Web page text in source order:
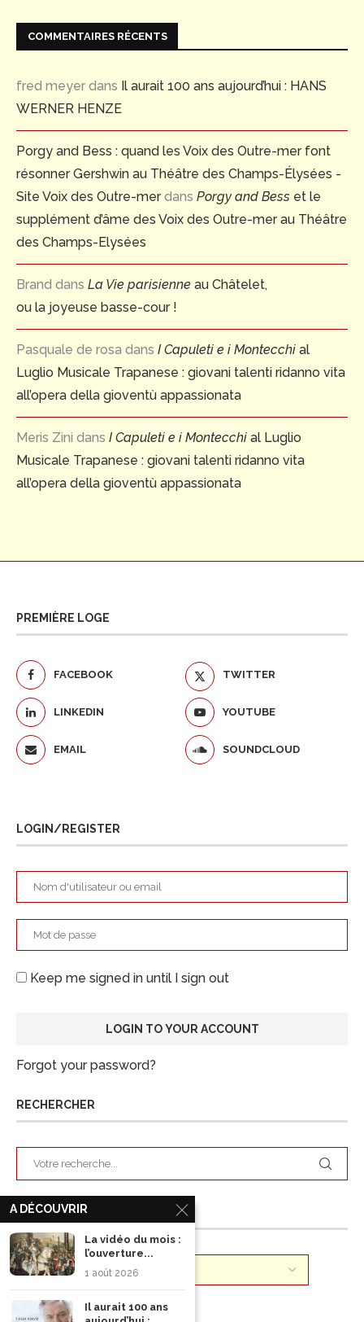
COMMENTAIRES RÉCENTS
fred meyer dans Il aurait 100 ans aujourd’hui : HANS
WERNER HENZE
Porgy and Bess : quand les Voix des Outre-mer font
résonner Gershwin au Théâtre des Champs-Élysées -
Site Voix des Outre-merdans Porgy and Bess et le
supplément d’âme des Voix des Outre-mer au Théâtre
des Champs-Elysées
Brand dans La Vie parisienne au Châtelet,
ou la joyeuse basse-cour !
Pasquale de rosa dans I Capuleti e i Montecchi al
Luglio Musicale Trapanese : giovani talenti ridanno vita
all’opera della gioventù appassionata
Meris Zini dans I Capuleti e i Montecchi al Luglio
Musicale Trapanese : giovani talenti ridanno vita
all’opera della gioventù appassionata
PREMIÈRE LOGE
FACEBOOK TWITTER
LINKEDIN YOUTUBE
EMAIL SOUNDCLOUD
LOGIN/REGISTER
Keep me signed in until I sign out
Forgot your password?
RECHERCHER
ARCHIVES
A DÉCOUVRIR
La vidéo du mois :
l’ouverture...
1 août 2026
Il aurait 100 ans